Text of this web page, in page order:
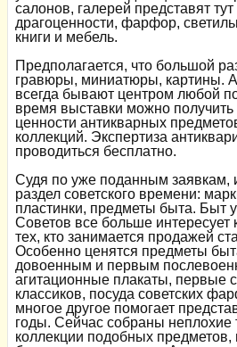
салонов, галерей представят
драгоценности, фарфор,
книги и мебель.
Предполагается, что большой
гравюры, миниатюры, картины.
всегда бывают центром любой
время выставки можно получить
ценности антикварных
коллекций. Экспертиза
проводиться бесплатно.
Судя по уже поданным заявкам,
раздел советского времени:
пластинки, предметы быта.
Советов все больше интересует
тех, кто занимается продажей
Особенно ценятся предметы
довоенным и первым
агитационные плакаты, первые
классиков, посуда советских
многое другое помогает
годы. Сейчас собраны неплохие
коллекции подобных предметов,